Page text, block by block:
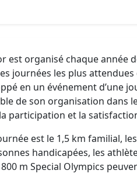
est organisé chaque année
journées les plus
en un événement d’une
de son organisation dans
participation et la
est le 1,5 km familial,
handicapées, les
m Special Olympics